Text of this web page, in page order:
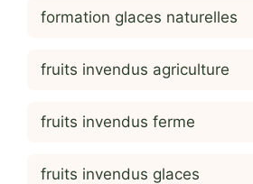
formation glaces naturelles
fruits invendus agriculture
fruits invendus ferme
fruits invendus glaces